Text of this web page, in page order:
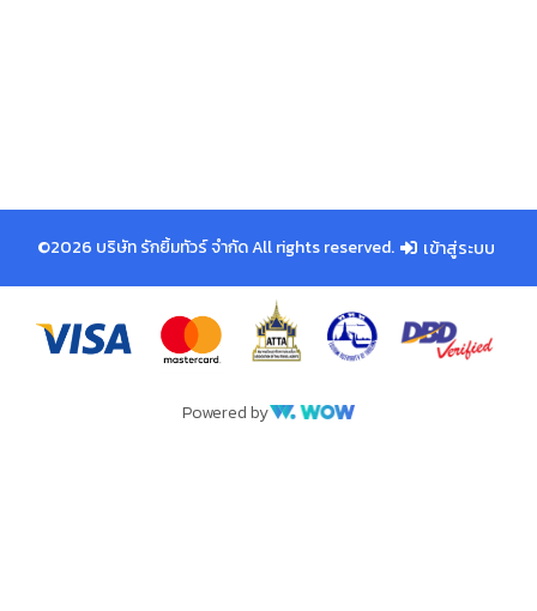
©2026 บริษัท รักยิ้มทัวร์ จำกัด All rights reserved. เข้าสู่ระบบ
Powered by